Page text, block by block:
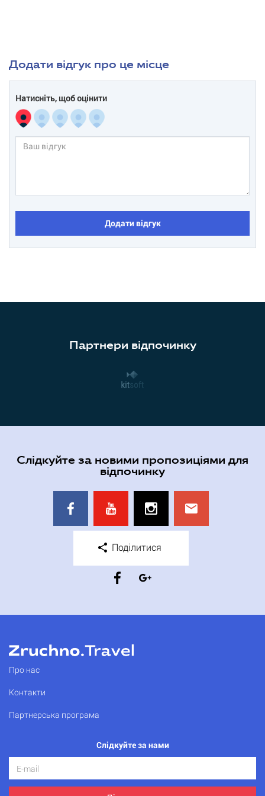
Додати відгук про це місце
Натисніть, щоб оцінити
Додати відгук
Партнери відпочинку
Слідкуйте за новими пропозиціями для
відпочинку
Поділитися
Про нас
Контакти
Партнерська програма
Слідкуйте за нами